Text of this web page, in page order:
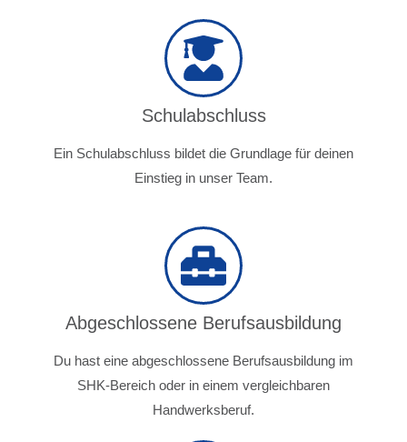
Schulabschluss
Ein Schulabschluss bildet die Grundlage für deinen
Einstieg in unser Team.
Abgeschlossene Berufsausbildung
Du hast eine abgeschlossene Berufsausbildung im
SHK-Bereich oder in einem vergleichbaren
Handwerksberuf.